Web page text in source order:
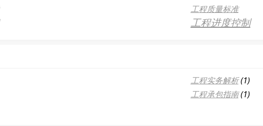
工程质量标准
工程进度控制
工程实务解析(1)
工程承包指南(1)